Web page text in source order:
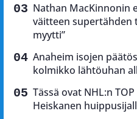
Nathan MacKinnonin
väitteen supertähden
myytti”
Anaheim isojen
kolmikko lähtöuhan
Tässä ovat NHL:n
Heiskanen